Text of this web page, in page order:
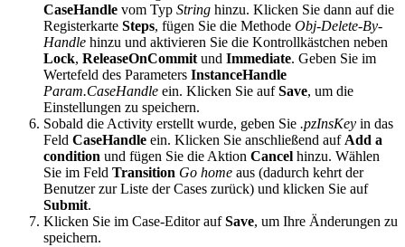
CaseHandle vom Typ String hinzu. Klicken Sie dann auf die
Registerkarte Steps, fügen Sie die Methode Obj-Delete-By-
Handle hinzu und aktivieren Sie die Kontrollkästchen neben
Lock, ReleaseOnCommit und Immediate. Geben Sie im
Wertefeld des Parameters InstanceHandle
Param.CaseHandle ein. Klicken Sie aufSave, um die
Einstellungen zu speichern.
Sobald die Activity erstellt wurde, geben Sie .pzInsKey in das
Feld CaseHandle ein. Klicken Sie anschließend auf Add a
condition und fügen Sie die Aktion Cancel hinzu. Wählen
Sie im Feld Transition Go home aus (dadurch kehrt der
Benutzer zur Liste der Cases zurück) und klicken Sie auf
Submit.
Klicken Sie im Case-Editor aufSave, um Ihre Änderungen zu
speichern.